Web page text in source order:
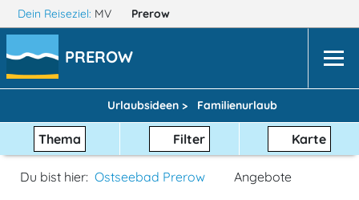
Dein Reiseziel: MV Prerow
PREROW
Urlaubsideen > Familienurlaub
Thema Filter Karte
Du bist hier: Ostseebad Prerow Angebote